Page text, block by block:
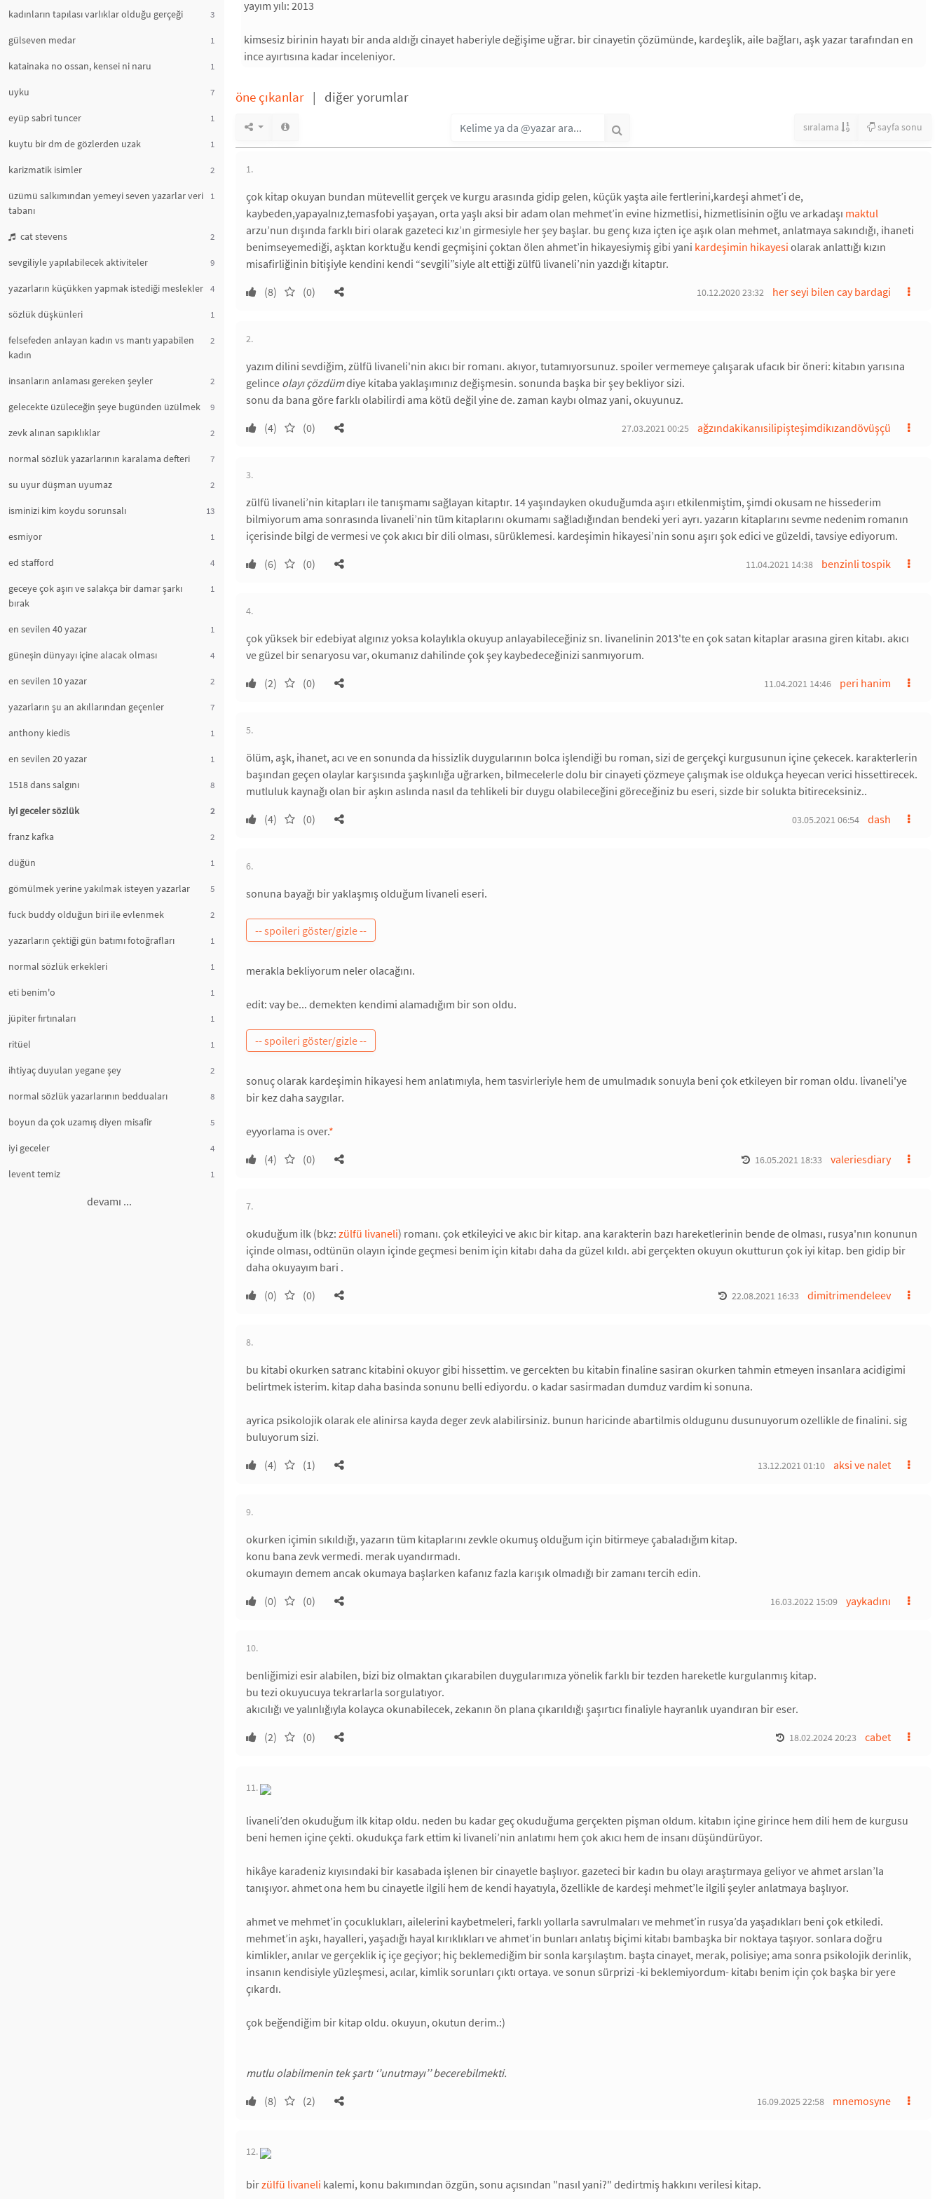
kadınların tapılası varlıklar olduğu gerçeği 3
gülseven medar 1
katainaka no ossan, kensei ni naru 1
uyku 7
eyüp sabri tuncer 1
kuytu bir dm de gözlerden uzak 1
karizmatik isimler 2
üzümü salkımından yemeyi seven yazarlar veri
tabanı
1
cat stevens 2
sevgiliyle yapılabilecek aktiviteler 9
yazarların küçükken yapmak istediği meslekler 4
sözlük düşkünleri 1
felsefeden anlayan kadın vs mantı yapabilen
kadın
2
insanların anlaması gereken şeyler 2
gelecekte üzüleceğin şeye bugünden üzülmek 9
zevk alınan sapıklıklar 2
normal sözlük yazarlarının karalama defteri 7
su uyur düşman uyumaz 2
isminizi kim koydu sorunsalı 13
esmiyor 1
ed stafford 4
geceye çok aşırı ve salakça bir damar şarkı
bırak
1
en sevilen 40 yazar 1
güneşin dünyayı içine alacak olması 4
en sevilen 10 yazar 2
yazarların şu an akıllarından geçenler 7
anthony kiedis 1
en sevilen 20 yazar 1
1518 dans salgını 8
iyi geceler sözlük 2
franz kafka 2
düğün 1
gömülmek yerine yakılmak isteyen yazarlar 5
fuck buddy olduğun biri ile evlenmek 2
yazarların çektiği gün batımı fotoğrafları 1
normal sözlük erkekleri 1
eti benim'o 1
jüpiter fırtınaları 1
ritüel 1
ihtiyaç duyulan yegane şey 2
normal sözlük yazarlarının bedduaları 8
boyun da çok uzamış diyen misafir 5
iyi geceler 4
levent temiz 1
devamı ...
yayım yılı: 2013
kimsesiz birinin hayatı bir anda aldığı cinayet haberiyle değişime uğrar. bir cinayetin çözümünde, kardeşlik, aile bağları, aşk yazar tarafından en
ince ayırtısına kadar inceleniyor.
öne çıkanlar | diğer yorumlar
sıralama sayfa sonu
1.
çok kitap okuyan bundan mütevellit gerçek ve kurgu arasında gidip gelen, küçük yaşta aile fertlerini,kardeşi ahmet’i de,
kaybeden,yapayalnız,temasfobi yaşayan, orta yaşlı aksi bir adam olan mehmet’in evine hizmetlisi, hizmetlisinin oğlu ve arkadaşı maktul
arzu’nun dışında farklı biri olarak gazeteci kız’ın girmesiyle her şey başlar. bu genç kıza içten içe aşık olan mehmet, anlatmaya sakındığı, ihaneti
benimseyemediği, aşktan korktuğu kendi geçmişini çoktan ölen ahmet’in hikayesiymiş gibi yani kardeşimin hikayesi olarak anlattığı kızın
misafirliğinin bitişiyle kendini kendi “sevgili”siyle alt ettiği zülfü livaneli’nin yazdığı kitaptır.
(8)
(0) her seyi bilen cay bardagi
10.12.2020 23:32
2.
yazım dilini sevdiğim, zülfü livaneli'nin akıcı bir romanı. akıyor, tutamıyorsunuz. spoiler vermemeye çalışarak ufacık bir öneri: kitabın yarısına
gelince olayı çözdümdiye kitaba yaklaşımınız değişmesin. sonunda başka bir şey bekliyor sizi.
sonu da bana göre farklı olabilirdi ama kötü değil yine de. zaman kaybı olmaz yani, okuyunuz.
(4)
(0) ağzındakikanısilipişteşimdikızandövüşçü
27.03.2021 00:25
3.
zülfü livaneli’nin kitapları ile tanışmamı sağlayan kitaptır. 14 yaşındayken okuduğumda aşırı etkilenmiştim, şimdi okusam ne hissederim
bilmiyorum ama sonrasında livaneli’nin tüm kitaplarını okumamı sağladığından bendeki yeri ayrı. yazarın kitaplarını sevme nedenim romanın
içerisinde bilgi de vermesi ve çok akıcı bir dili olması, sürüklemesi. kardeşimin hikayesi’nin sonu aşırı şok edici ve güzeldi, tavsiye ediyorum.
(6)
(0) benzinli tospik
11.04.2021 14:38
4.
çok yüksek bir edebiyat algınız yoksa kolaylıkla okuyup anlayabileceğiniz sn. livanelinin 2013'te en çok satan kitaplar arasına giren kitabı. akıcı
ve güzel bir senaryosu var, okumanız dahilinde çok şey kaybedeceğinizi sanmıyorum.
(2)
(0) peri hanim
11.04.2021 14:46
5.
ölüm, aşk, ihanet, acı ve en sonunda da hissizlik duygularının bolca işlendiği bu roman, sizi de gerçekçi kurgusunun içine çekecek. karakterlerin
başından geçen olaylar karşısında şaşkınlığa uğrarken, bilmecelerle dolu bir cinayeti çözmeye çalışmak ise oldukça heyecan verici hissettirecek.
mutluluk kaynağı olan bir aşkın aslında nasıl da tehlikeli bir duygu olabileceğini göreceğiniz bu eseri, sizde bir solukta bitireceksiniz..
(4)
(0) dash
03.05.2021 06:54
6.
sonuna bayağı bir yaklaşmış olduğum livaneli eseri.
merakla bekliyorum neler olacağını.
edit: vay be... demekten kendimi alamadığım bir son oldu.
sonuç olarak kardeşimin hikayesi hem anlatımıyla, hem tasvirleriyle hem de umulmadık sonuyla beni çok etkileyen bir roman oldu. livaneli'ye
bir kez daha saygılar.
eyyorlama is over.*
(4)
(0) valeriesdiary
16.05.2021 18:33
7.
okuduğum ilk (bkz: zülfü livaneli) romanı. çok etkileyici ve akıc bir kitap. ana karakterin bazı hareketlerinin bende de olması, rusya'nın konunun
içinde olması, odtünün olayın içinde geçmesi benim için kitabı daha da güzel kıldı. abi gerçekten okuyun okutturun çok iyi kitap. ben gidip bir
daha okuyayım bari .
(0)
(0) dimitrimendeleev
22.08.2021 16:33
8.
bu kitabi okurken satranc kitabini okuyor gibi hissettim. ve gercekten bu kitabin finaline sasiran okurken tahmin etmeyen insanlara acidigimi
belirtmek isterim. kitap daha basinda sonunu belli ediyordu. o kadar sasirmadan dumduz vardim ki sonuna.
ayrica psikolojik olarak ele alinirsa kayda deger zevk alabilirsiniz. bunun haricinde abartilmis oldugunu dusunuyorum ozellikle de finalini. sig
buluyorum sizi.
(4)
(1) aksi ve nalet
13.12.2021 01:10
9.
okurken içimin sıkıldığı, yazarın tüm kitaplarını zevkle okumuş olduğum için bitirmeye çabaladığım kitap.
konu bana zevk vermedi. merak uyandırmadı.
okumayın demem ancak okumaya başlarken kafanız fazla karışık olmadığı bir zamanı tercih edin.
(0)
(0) yaykadını
16.03.2022 15:09
10.
benliğimizi esir alabilen, bizi biz olmaktan çıkarabilen duygularımıza yönelik farklı bir tezden hareketle kurgulanmış kitap.
bu tezi okuyucuya tekrarlarla sorgulatıyor.
akıcılığı ve yalınlığıyla kolayca okunabilecek, zekanın ön plana çıkarıldığı şaşırtıcı finaliyle hayranlık uyandıran bir eser.
(2)
(0) cabet
18.02.2024 20:23
11.
livaneli’den okuduğum ilk kitap oldu. neden bu kadar geç okuduğuma gerçekten pişman oldum. kitabın içine girince hem dili hem de kurgusu
beni hemen içine çekti. okudukça fark ettim ki livaneli’nin anlatımı hem çok akıcı hem de insanı düşündürüyor.
hikâye karadeniz kıyısındaki bir kasabada işlenen bir cinayetle başlıyor. gazeteci bir kadın bu olayı araştırmaya geliyor ve ahmet arslan’la
tanışıyor. ahmet ona hem bu cinayetle ilgili hem de kendi hayatıyla, özellikle de kardeşi mehmet’le ilgili şeyler anlatmaya başlıyor.
ahmet ve mehmet’in çocuklukları, ailelerini kaybetmeleri, farklı yollarla savrulmaları ve mehmet’in rusya’da yaşadıkları beni çok etkiledi.
mehmet’in aşkı, hayalleri, yaşadığı hayal kırıklıkları ve ahmet’in bunları anlatış biçimi kitabı bambaşka bir noktaya taşıyor. sonlara doğru
kimlikler, anılar ve gerçeklik iç içe geçiyor; hiç beklemediğim bir sonla karşılaştım. başta cinayet, merak, polisiye; ama sonra psikolojik derinlik,
insanın kendisiyle yüzleşmesi, acılar, kimlik sorunları çıktı ortaya. ve sonun sürprizi -ki beklemiyordum- kitabı benim için çok başka bir yere
çıkardı.
çok beğendiğim bir kitap oldu. okuyun, okutun derim.:)
mutlu olabilmenin tek şartı ‘’unutmayı’’ becerebilmekti.
(8)
(2) mnemosyne
16.09.2025 22:58
12.
birzülfü livaneli kalemi, konu bakımından özgün, sonu açısından "nasıl yani?" dedirtmiş hakkını verilesi kitap.